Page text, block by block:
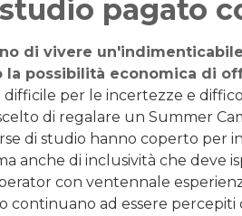
pagato
di vivere
possibilità economica di
per le incertezze e
di regalare un Summer
di studio hanno coperto per
anche di inclusività che deve
con ventennale
continuano ad essere